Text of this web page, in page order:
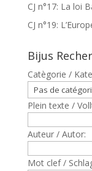
CJ n°17: La loi
CJ n°19:
Bijus
Catègorie /
Plein texte /
Auteur / Autor:
Mot clef /